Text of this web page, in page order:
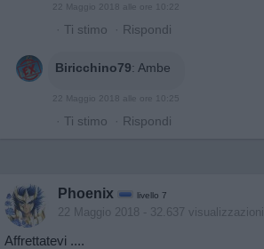
22 Maggio 2018 alle ore 10:22
· Ti stimo · Rispondi
Biricchino79: Ambe
22 Maggio 2018 alle ore 10:25
· Ti stimo · Rispondi
Phoenix livello 7
22 Maggio 2018 - 32.637 visualizzazioni
Affrettatevi ....